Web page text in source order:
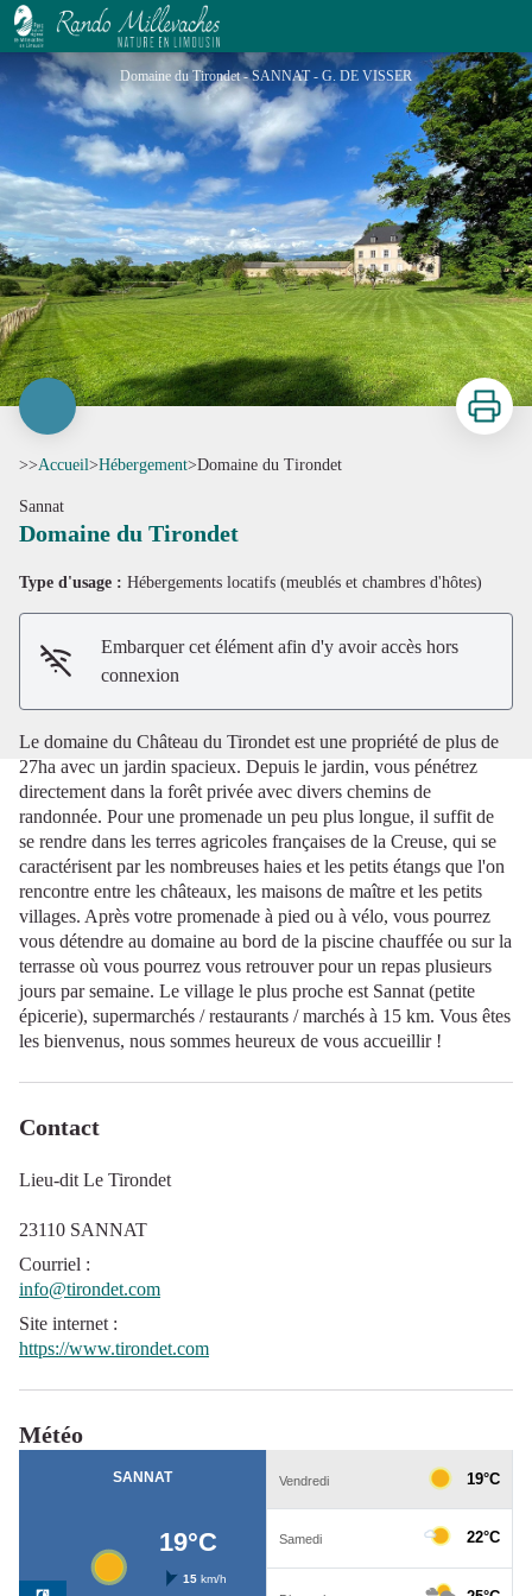
Domaine du Tirondet
Domaine du Tirondet - SANNAT - G. DE VISSER
Voir l'image en plein écran
Imprimer
>>Accueil>Hébergement>Domaine du Tirondet
Sannat
Domaine du Tirondet
Type d'usage : Hébergements locatifs (meublés et chambres d'hôtes)
Embarquer cet élément afin d'y avoir accès hors
connexion
Le domaine du Château du Tirondet est une propriété de plus de
27ha avec un jardin spacieux. Depuis le jardin, vous pénétrez
directement dans la forêt privée avec divers chemins de
randonnée. Pour une promenade un peu plus longue, il suffit de
se rendre dans les terres agricoles françaises de la Creuse, qui se
caractérisent par les nombreuses haies et les petits étangs que l'on
rencontre entre les châteaux, les maisons de maître et les petits
villages. Après votre promenade à pied ou à vélo, vous pourrez
vous détendre au domaine au bord de la piscine chauffée ou sur la
terrasse où vous pourrez vous retrouver pour un repas plusieurs
jours par semaine. Le village le plus proche est Sannat (petite
épicerie), supermarchés / restaurants / marchés à 15 km. Vous êtes
les bienvenus, nous sommes heureux de vous accueillir !
Contact
Lieu-dit Le Tirondet
23110 SANNAT
Courriel :
info@tirondet.com
Site internet :
https://www.tirondet.com
Météo